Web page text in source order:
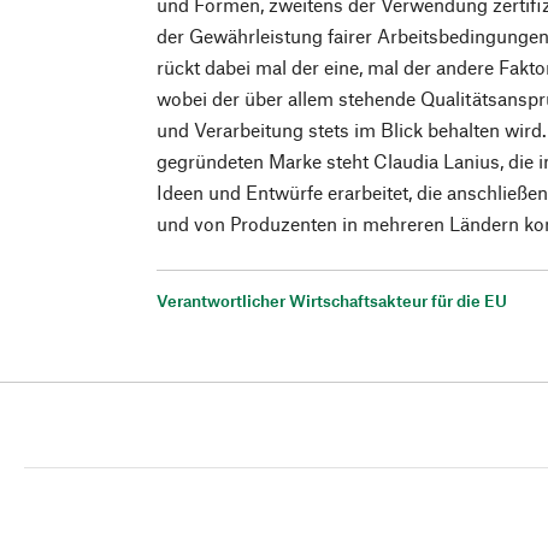
der Gewährleistung fairer
rückt dabei mal der eine, mal der andere
wobei der über allem stehende
und Verarbeitung stets im Blick behalten
gegründeten Marke steht Claudia Lanius, die
Ideen und Entwürfe erarbeitet, die
und von Produzenten in mehreren Ländern
Verantwortlicher Wirtschaftsakteur für die EU